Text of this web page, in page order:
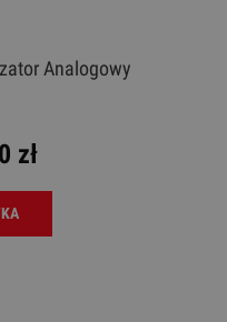
Analogowy
zł